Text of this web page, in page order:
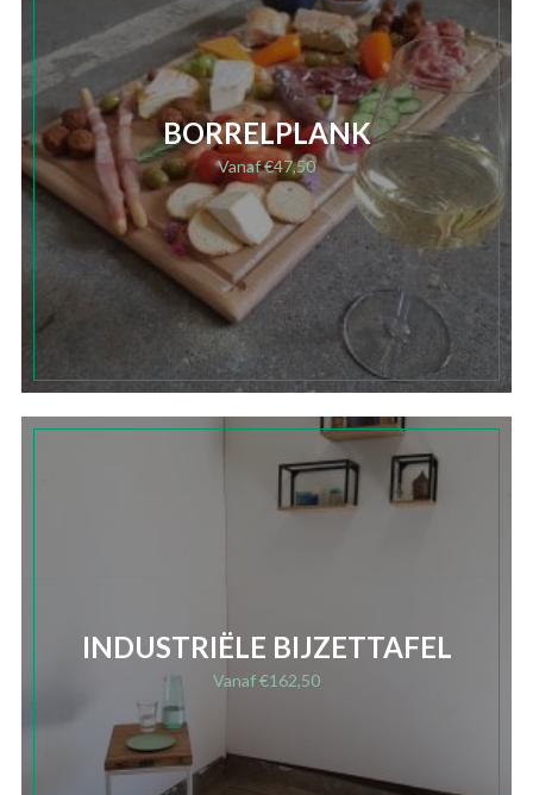
BORRELPLANK
Vanaf€47,50
INDUSTRIËLE BIJZETTAFEL
Vanaf€162,50